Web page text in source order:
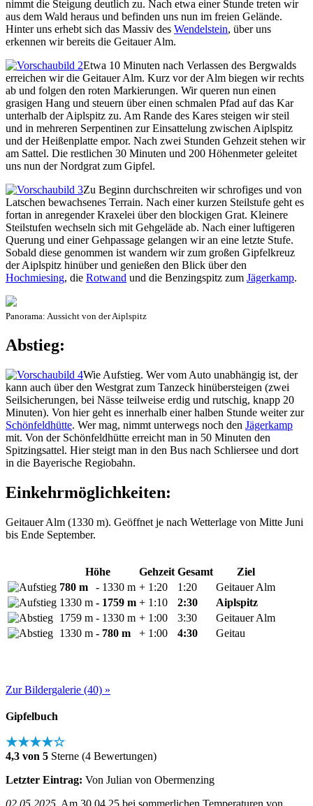
nimmt die Steigung deutlich zu. Nach etwa einer Stunde treten wir
aus dem Wald heraus und befinden uns nun im freien Gelände.
Hinter uns erhebt sich das Massiv des Wendelstein, über uns
erkennen wir bereits die Geitauer Alm.
Etwa 10 Minuten nach Verlassen des Bergwalds
erreichen wir die Geitauer Alm. Kurz vor der Alm biegen wir rechts
ab und folgen den roten Markierungen. Wir queren nun einen
grasigen Hang und steuern über einen schmalen Pfad auf das Kar
unterhalb der Aiplspitz zu. Am Rande des Kares steigen wir steil
und in mehreren Serpentinen zur Einsattelung zwischen Aiplspitz
und der Heißenplatte empor. Nach zwei Stunden Gehzeit stehen wir
am Sattel. Die restlichen 30 Minuten und 200 Höhenmeter geleitet
uns nun der Nordgrat zum Gipfel.
Zu Beginn durchschreiten wir schrofiges und von
Latschen bewachsenes Terrain. Nach einer kurzen Steilstufe geht es
fortan in anregender Kraxelei über den blockigen Grat. Kleinere
Steilstufen wechseln sich mit Gehgeläde ab. Nach einer luftigeren
Querung und einer Gehpassage gelangen wir an eine letzte Stufe.
Sobald diese genommen ist wandern wir zum großen Gipfelkreuz
der Aiplspitz hinüber und genießen den Blick über den
Hochmiesing, die Rotwand und die Benzingspitz zum Jägerkamp.
Panorama: Aussicht von der Aiplspitz
Abstieg:
Wie Aufstieg. Wer vom Auto unabhängig ist, der
kann auch über den Westgrat zum Tanzeck hinübersteigen (zwei
Seilsicherungen, bei Nässe teilweise erdig und rutschig, knapp 20
Minuten). Von hier geht es innerhalb einer halben Stunde weiter zur
Schönfeldhütte. Wer mag, nimmt unterwegs noch den Jägerkamp
mit. Von der Schönfeldhütte erreicht man in 50 Minuten den
Spitzingsattel. Hier steigt man in den Bus nach Schliersee und dort
in die Bayerische Regiobahn.
Einkehrmöglichkeiten:
Geitauer Alm (1330 m). Geöffnet je nach Wetterlage von Mitte Juni
bis Ende September.
Höhe Gehzeit Gesamt
Ziel
780 m
- 1330 m + 1:20 1:20
Geitauer Alm
1330 m - 1759 m + 1:10 2:30
Aiplspitz
1759 m - 1330 m + 1:00 3:30
Geitauer Alm
1330 m - 780 m + 1:00 4:30 Geitau
Zur Bildergalerie (40) »
Gipfelbuch
★★★★☆
4,3 von 5 Sterne (4 Bewertungen)
Letzter Eintrag: Von Julian von Obermenzing
02.05.2025 Am 30.04.25 bei sommerlichen Temperaturen von